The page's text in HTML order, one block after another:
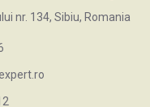
nr. 134, Sibiu, Romania